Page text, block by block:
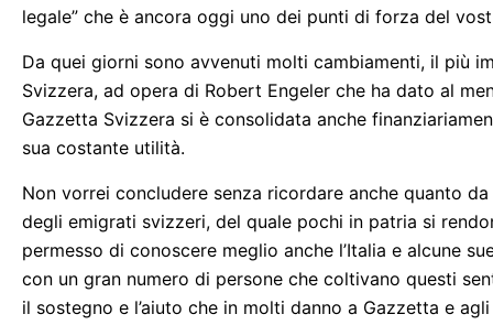
legale” che è ancora oggi uno dei punti di forza del
Da quei giorni sono avvenuti molti cambiamenti, il più
Svizzera, ad opera di Robert Engeler che ha dato al
Gazzetta Svizzera si è consolidata anche
sua costante utilità.
Non vorrei concludere senza ricordare anche quanto
degli emigrati svizzeri, del quale pochi in patria si
permesso di conoscere meglio anche l’Italia e alcune
con un gran numero di persone che coltivano questi
il sostegno e l’aiuto che in molti danno a Gazzetta e